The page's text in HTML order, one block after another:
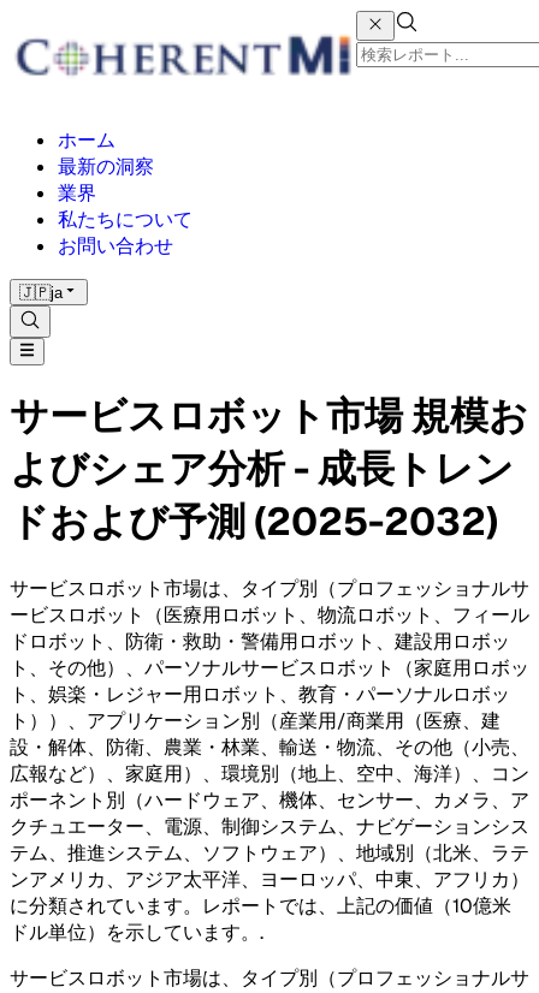
ホーム
最新の洞察
業界
私たちについて
お問い合わせ
🇯🇵ja
サービスロボット市場 規模お
よびシェア分析 - 成長トレン
ドおよび予測 (2025-2032)
サービスロボット市場は、タイプ別（プロフェッショナルサ
ービスロボット（医療用ロボット、物流ロボット、フィール
ドロボット、防衛・救助・警備用ロボット、建設用ロボッ
ト、その他）、パーソナルサービスロボット（家庭用ロボッ
ト、娯楽・レジャー用ロボット、教育・パーソナルロボッ
ト））、アプリケーション別（産業用/商業用（医療、建
設・解体、防衛、農業・林業、輸送・物流、その他（小売、
広報など）、家庭用）、環境別（地上、空中、海洋）、コン
ポーネント別（ハードウェア、機体、センサー、カメラ、ア
クチュエーター、電源、制御システム、ナビゲーションシス
テム、推進システム、ソフトウェア）、地域別（北米、ラテ
ンアメリカ、アジア太平洋、ヨーロッパ、中東、アフリカ）
に分類されています。レポートでは、上記の価値（10億米
ドル単位）を示しています。 .
サービスロボット市場は、タイプ別（プロフェッショナルサ